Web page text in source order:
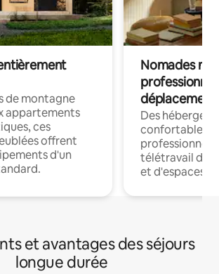
de montagne
appartements
ces
offrent
d'un
Nomades
déplacement
Des
confortables
professionnels
télétravail
et d'espaces
et avantages des séjours
longue durée